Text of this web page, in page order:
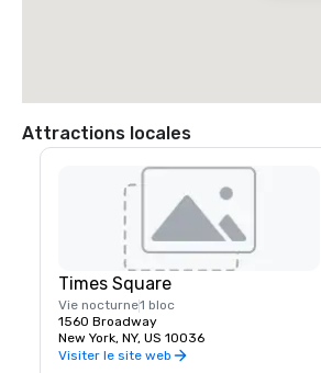
Les taxis emblématiques de New York
Times Square.
Attractions locales
Times Square
Vie nocturne1 bloc
1560 Broadway
New York, NY, US 10036
Visiter le site web